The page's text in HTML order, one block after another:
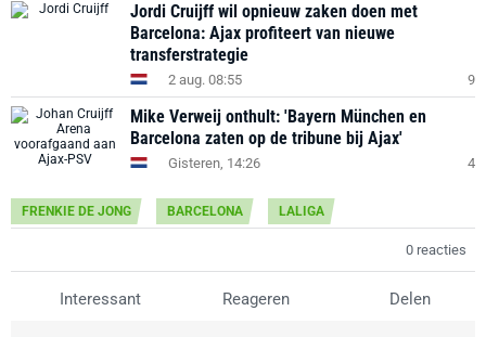
Jordi Cruijff wil opnieuw zaken doen met
Barcelona: Ajax profiteert van nieuwe
transferstrategie
2 aug. 08:55 9
Mike Verweij onthult: 'Bayern München en
Barcelona zaten op de tribune bij Ajax'
Gisteren, 14:26 4
FRENKIE DE JONG BARCELONA LALIGA
0 reacties
Interessant Reageren Delen